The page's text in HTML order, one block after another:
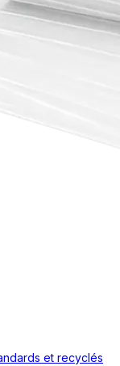
et recyclés